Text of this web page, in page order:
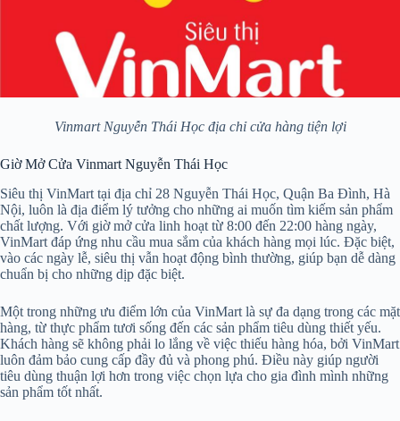
Vinmart Nguyễn Thái Học địa chỉ cửa hàng tiện lợi
Giờ Mở Cửa Vinmart Nguyễn Thái Học
Siêu thị VinMart tại địa chỉ 28 Nguyễn Thái Học, Quận Ba Đình, Hà
Nội, luôn là địa điểm lý tưởng cho những ai muốn tìm kiếm sản phẩm
chất lượng. Với giờ mở cửa linh hoạt từ 8:00 đến 22:00 hàng ngày,
VinMart đáp ứng nhu cầu mua sắm của khách hàng mọi lúc. Đặc biệt,
vào các ngày lễ, siêu thị vẫn hoạt động bình thường, giúp bạn dễ dàng
chuẩn bị cho những dịp đặc biệt.
Một trong những ưu điểm lớn của VinMart là sự đa dạng trong các mặt
hàng, từ thực phẩm tươi sống đến các sản phẩm tiêu dùng thiết yếu.
Khách hàng sẽ không phải lo lắng về việc thiếu hàng hóa, bởi VinMart
luôn đảm bảo cung cấp đầy đủ và phong phú. Điều này giúp người
tiêu dùng thuận lợi hơn trong việc chọn lựa cho gia đình mình những
sản phẩm tốt nhất.